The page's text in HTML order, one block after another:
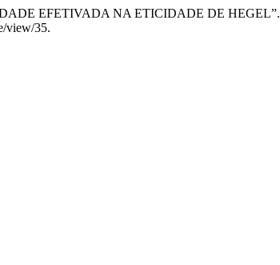
EFETIVADA NA ETICIDADE DE HEGEL”.
view/35.